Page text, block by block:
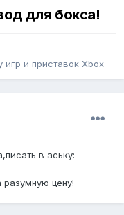
для бокса!
и приставок Xbox
в аську:
разумную цену!